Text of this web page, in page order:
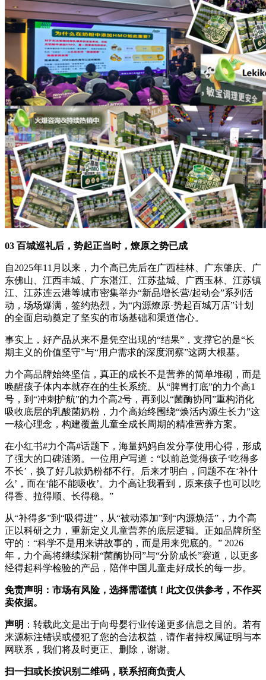
03 百城巡礼后，势起正当时，燎原之势已成
自2025年11月以来，力个高已先后在广西桂林、广东肇庆、广
东佛山、江西丰城、广东湛江、江苏盐城、广西玉林、江苏镇
江、江苏连云港等城市密集举办“新品增长营/起动会”系列活
动，场场爆满，签约热烈，为“内源燎原·势起百城万店”计划
的全面启动奠定了坚实的市场基础和渠道信心。
事实上，好产品从来不是凭空出现的“结果”，支撑它的是“长
期主义的价值坚守”与“用户需求的深度洞察”这两大根基。
力个高品牌始终坚信，真正的成长不是营养的简单堆砌，而是
唤醒孩子体内本就存在的生长系统。从“脾胃打底”的力个高1
号，到“冲刺护航”的力个高2号，再到以“菌酶协同”重构消化
吸收底层的乳酸菌奶粉，力个高始终围绕“焕活内源生长力”这
一核心理念，构建覆盖儿童全成长周期的精准营养方案。
在小红书#力个高#话题下，海量妈妈自发分享使用心得，形成
了强大的口碑涟漪。一位用户写道：“以前总觉得孩子‘吃得多
不长’，换了好几款奶粉都不行。后来才明白，问题不在‘补什
么’，而在‘能不能吸收’。力个高让我看到，原来孩子也可以吃
得香、拉得顺、长得稳。”
从“补得多”到“吸得进”，从“被动添加”到“内源焕活”，力个高
正以科研之力，重新定义儿童营养的底层逻辑。正如品牌所坚
守的：“科学不是用来讲故事的，而是用来兜底的。” 2026
年，力个高将继续深耕“菌酶协同”与“分阶成长”赛道，以更多
经得起科学检验的产品，陪伴中国儿童走好成长的每一步。
免责声明：市场有风险，选择需谨慎！此文仅供参考，不作买
卖依据。
声明 ：转载此文是出于向母婴行业传递更多信息之目的。若有
来源标注错误或侵犯了您的合法权益，请作者持权属证明与本
网联系，我们将及时更正、删除，谢谢。
扫一扫或长按识别二维码，联系招商负责人